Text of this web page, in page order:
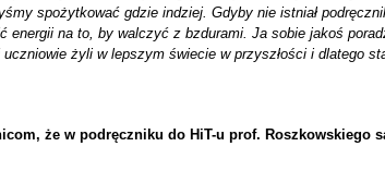
spożytkować gdzie indziej. Gdyby nie istniał
energii na to, by walczyć z bzdurami. Ja sobie jakoś
żyli w lepszym świecie w przyszłości i dlatego
że w podręczniku do HiT-u prof. Roszkowskiego